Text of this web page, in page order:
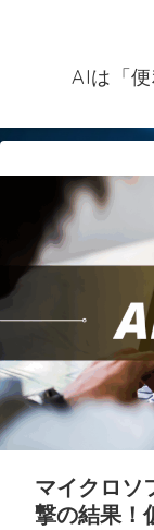
AIは「
マイクロソ
撃の結果！